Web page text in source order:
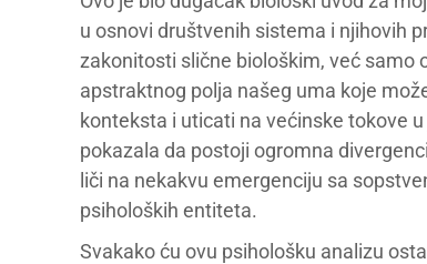
u osnovi društvenih sistema i njihovih
zakonitosti slične biološkim, već samo
apstraktnog polja našeg uma koje
konteksta i uticati na većinske tokove
pokazala da postoji ogromna
liči na nekakvu emergenciju sa
psiholoških entiteta.
Svakako ću ovu psihološku analizu